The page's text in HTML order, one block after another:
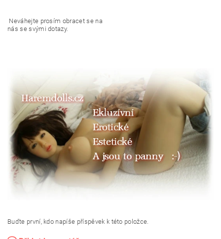
Neváhejte prosím obracet se na
nás se svými dotazy.
Buďte první, kdo napíše příspěvek k této položce.